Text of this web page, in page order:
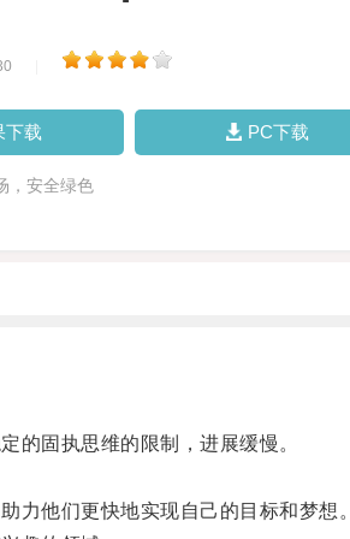
下载 PC下载
，安全绿色
固执思维的限制，进展缓慢。
他们更快地实现自己的目标和梦想。